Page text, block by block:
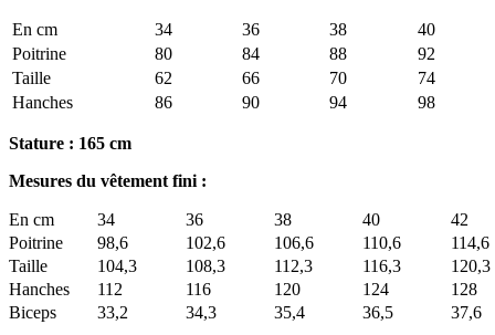
En cm 34 36 38
40
Poitrine
80 84 88
92
Taille
62 66 70
74
Hanches
86 90 94 98
Stature : 165 cm
Mesures du vêtement fini :
En cm 34 36 38 40
42
Poitrine
98,6 102,6 106,6 110,6
114,6
Taille
104,3 108,3 112,3 116,3
120,3
Hanches
112 116 120 124
128
Biceps
33,2 34,3 35,4 36,5 37,6